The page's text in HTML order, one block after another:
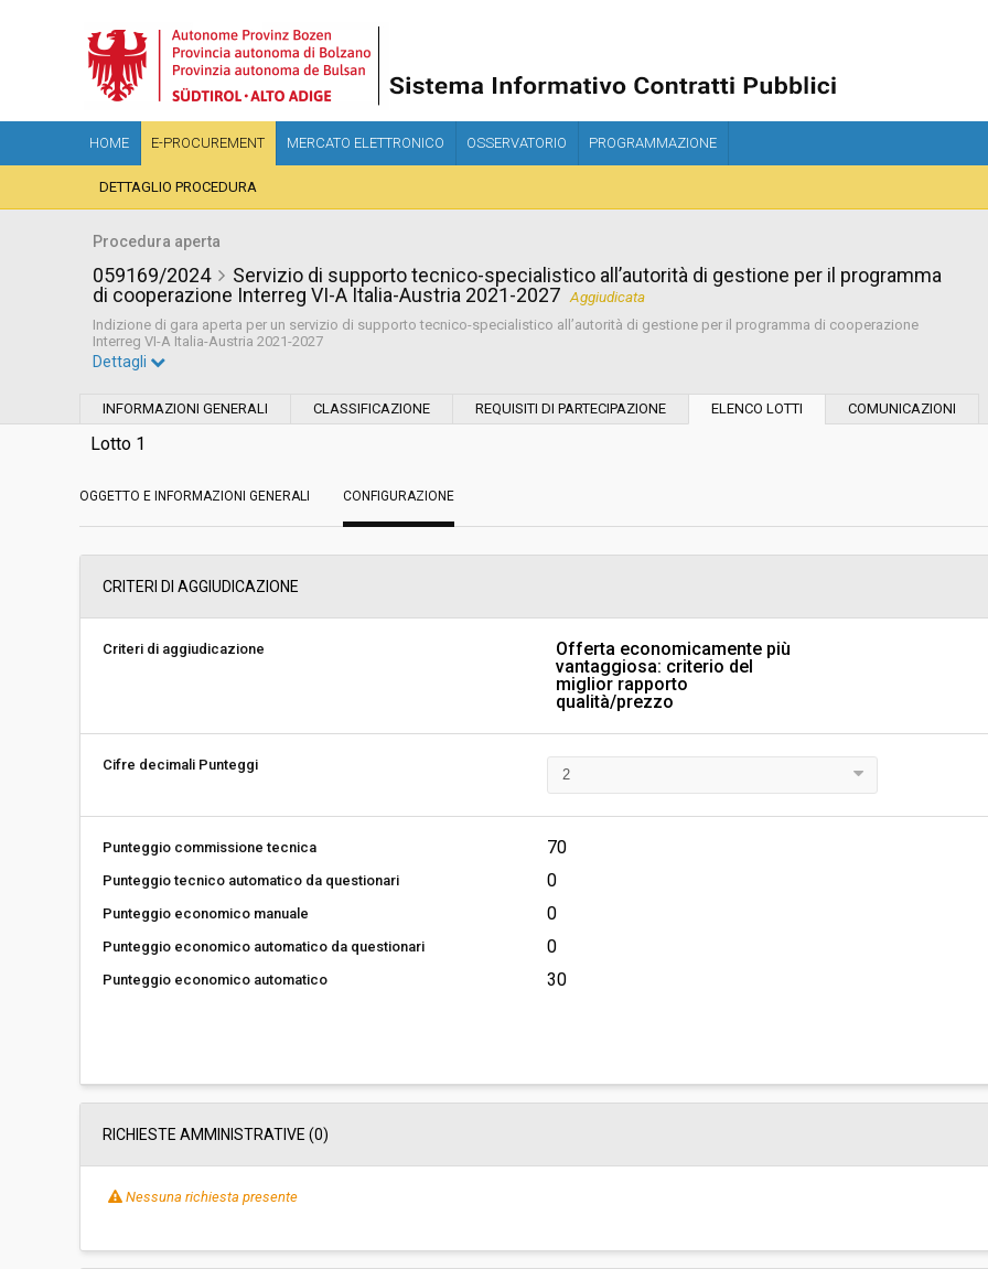
HOME E-PROCUREMENT MERCATO ELETTRONICO OSSERVATORIO PROGRAMMAZIONE
DETTAGLIO PROCEDURA
Procedura aperta
059169/2024
Servizio di supporto tecnico-specialistico all’autorità di gestione per il programma
di cooperazione Interreg VI-A Italia-Austria 2021-2027 Aggiudicata
Indizione di gara aperta per un servizio di supporto tecnico-specialistico all’autorità di gestione per il programma di cooperazione
Interreg VI-A Italia-Austria 2021-2027
Tipo di contratto:
Servizi sociali: No
Scelta del contraente: Procedura aperta Svolgimento:
Link al fascicolo trasparenza: Clicca qui
La stazione appaltante agisce
Dettagli
INFORMAZIONI GENERALI CLASSIFICAZIONE REQUISITI DI PARTECIPAZIONE ELENCO LOTTI COMUNICAZIONI
Lotto 1
OGGETTO E INFORMAZIONI GENERALI CONFIGURAZIONE
CRITERI DI AGGIUDICAZIONE
Criteri di aggiudicazione
Offerta economicamente più
vantaggiosa: criterio del
miglior rapporto
qualità/prezzo
Cifre decimali Punteggi
Punteggio commissione tecnica 70
Punteggio tecnico automatico da questionari 0
Punteggio economico manuale 0
Punteggio economico automatico da questionari 0
Punteggio economico automatico 30
RICHIESTE AMMINISTRATIVE (0)
Nessuna richiesta presente